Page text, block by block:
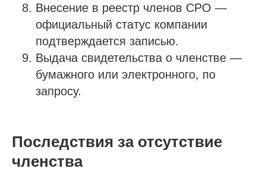
Внесение в реестр членов СРО —
официальный статус компании
подтверждается записью.
Выдача свидетельства о членстве —
бумажного или электронного, по
запросу.
Последствия за отсутствие
членства